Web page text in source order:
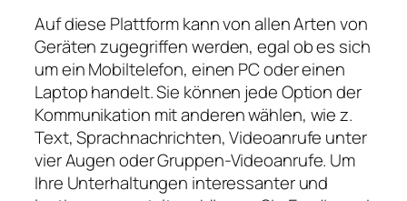
Auf diese Plattform kann von allen Arten von
Geräten zugegriffen werden, egal ob es sich
um ein Mobiltelefon, einen PC oder einen
Laptop handelt. Sie können jede Option der
Kommunikation mit anderen wählen, wie z.
Text, Sprachnachrichten, Videoanrufe unter
vier Augen oder Gruppen-Videoanrufe. Um
Ihre Unterhaltungen interessanter und